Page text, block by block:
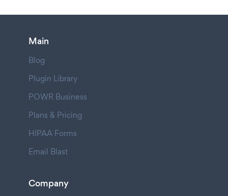
Main
Blog
Plugin Library
POWR Business
Plans & Pricing
HIPAA Forms
Email Blast
Company